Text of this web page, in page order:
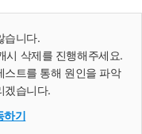
습니다.
시 삭제를 진행해주세요.
스트를 통해 원인을 파악
겠습니다.
하기